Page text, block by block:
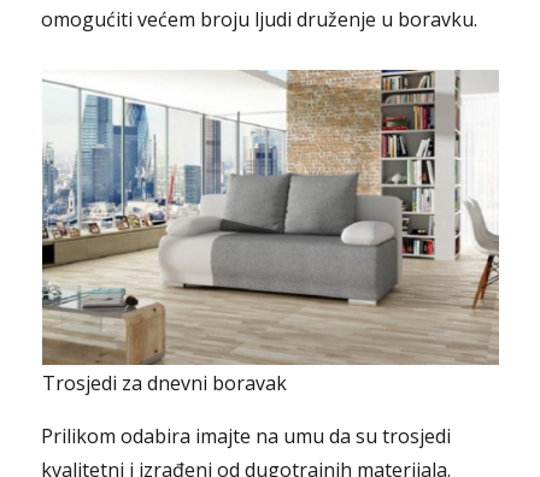
omogućiti većem broju ljudi druženje u boravku.
Trosjedi za dnevni boravak
Prilikom odabira imajte na umu da su trosjedi
kvalitetni i izrađeni od dugotrajnih materijala.